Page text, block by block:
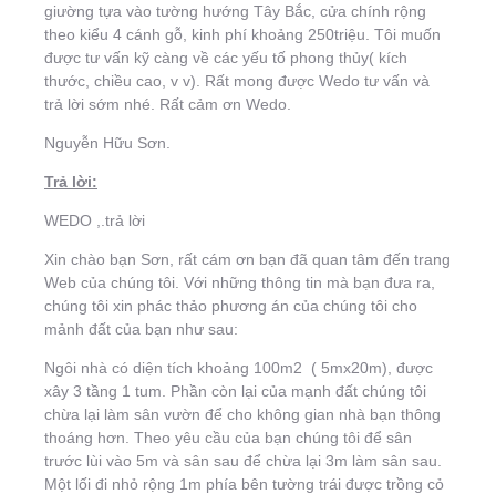
giường tựa vào tường hướng Tây Bắc, cửa chính rộng
theo kiểu 4 cánh gỗ, kinh phí khoảng 250triệu. Tôi muốn
được tư vấn kỹ càng về các yếu tố phong thủy( kích
thước, chiều cao, v v). Rất mong được Wedo tư vấn và
trả lời sớm nhé. Rất cảm ơn Wedo.
Nguyễn Hữu Sơn.
Trả lời:
WEDO ,.trả lời
Xin chào bạn Sơn, rất cám ơn bạn đã quan tâm đến trang
Web của chúng tôi. Với những thông tin mà bạn đưa ra,
chúng tôi xin phác thảo phương án của chúng tôi cho
mảnh đất của bạn như sau:
Ngôi nhà có diện tích khoảng 100m2 ( 5mx20m), được
xây 3 tầng 1 tum. Phần còn lại của mạnh đất chúng tôi
chừa lại làm sân vườn để cho không gian nhà bạn thông
thoáng hơn. Theo yêu cầu của bạn chúng tôi để sân
trước lùi vào 5m và sân sau để chừa lại 3m làm sân sau.
Một lối đi nhỏ rộng 1m phía bên tường trái được trồng cỏ